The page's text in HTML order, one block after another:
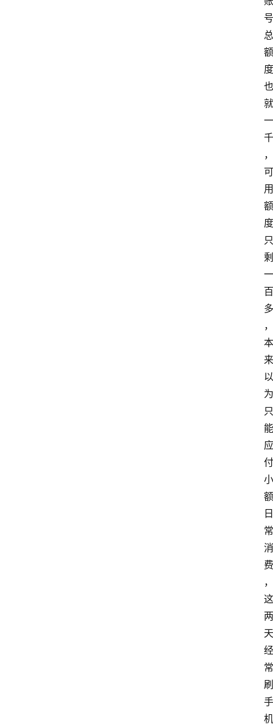
号
总
额
度
也
就
一
千
，
可
用
额
度
只
剩
一
百
多
，
本
来
以
为
只
能
应
付
小
额
日
常
消
费
，
这
两
天
经
常
刷
手
机